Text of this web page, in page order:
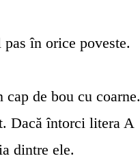
în orice poveste.
de bou cu coarne.
Dacă întorci litera A
dintre ele.